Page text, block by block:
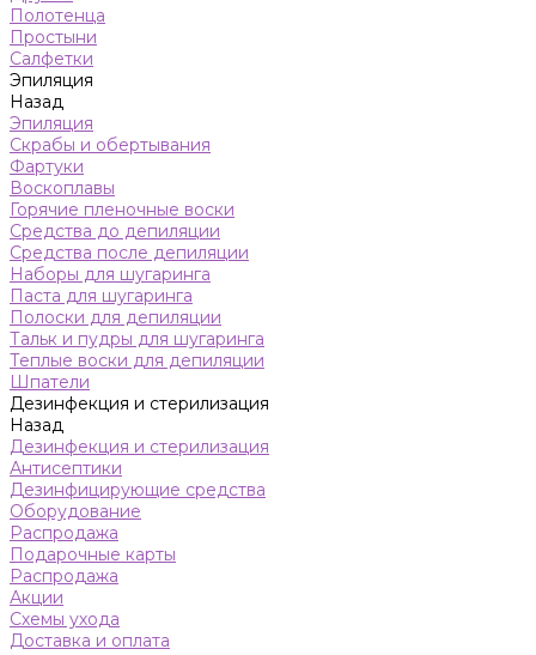
Полотенца
Простыни
Салфетки
Эпиляция
Назад
Эпиляция
Скрабы и обертывания
Фартуки
Воскоплавы
Горячие пленочные воски
Средства до депиляции
Средства после депиляции
Наборы для шугаринга
Паста для шугаринга
Полоски для депиляции
Тальк и пудры для шугаринга
Теплые воски для депиляции
Шпатели
Дезинфекция и стерилизация
Назад
Дезинфекция и стерилизация
Антисептики
Дезинфицирующие средства
Оборудование
Распродажа
Подарочные карты
Распродажа
Акции
Схемы ухода
Доставка и оплата